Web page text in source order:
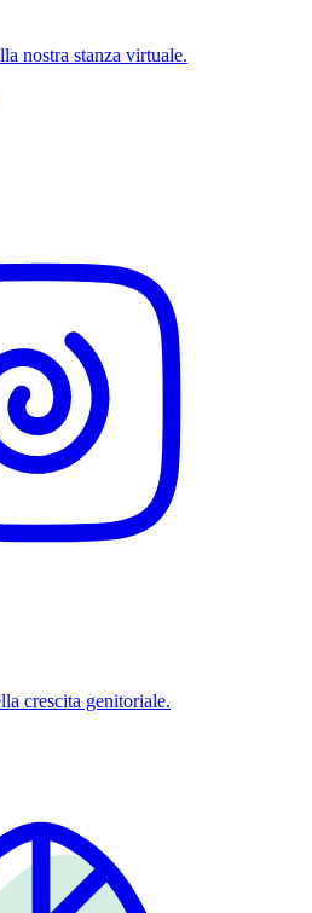
nostra stanza virtuale.
crescita genitoriale.